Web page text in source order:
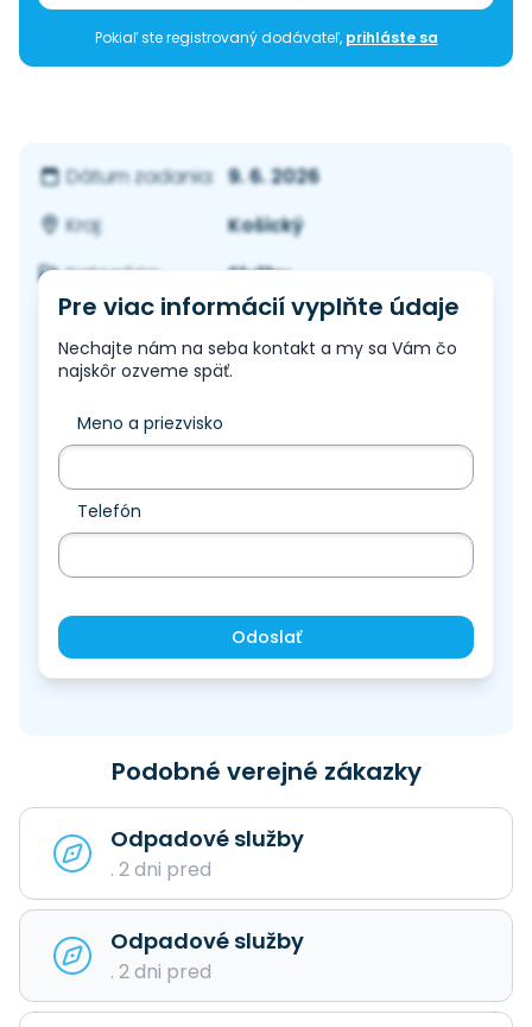
Pokiaľ ste registrovaný dodávateľ, prihláste sa
Dátum zadania: 9. 6. 2026
Kraj:
Košický
Kategória:
Služby
Pre viac informácií vyplňte údaje
Nechajte nám na seba kontakt a my sa Vám čo
najskôr ozveme späť.
Meno a priezvisko
Telefón
Odoslať
Podobné verejné zákazky
Odpadové služby
. 2 dni pred
Odpadové služby
. 2 dni pred